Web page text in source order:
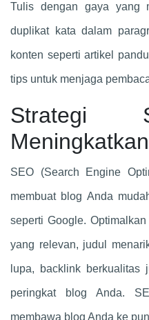
Tulis dengan gaya yang
duplikat kata dalam
konten seperti artikel
tips untuk menjaga
Strategi
SEO (Search Engine
membuat blog Anda
seperti Google.
yang relevan, judul
lupa, backlink berkualitas
peringkat blog Anda.
membawa blog Anda ke